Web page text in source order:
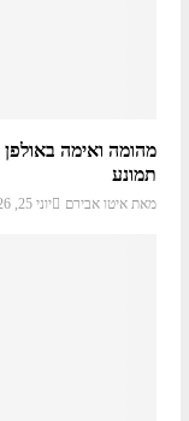
מהומה ואימה
תמונע
מאת איטו אבירם יוני 25, 2026